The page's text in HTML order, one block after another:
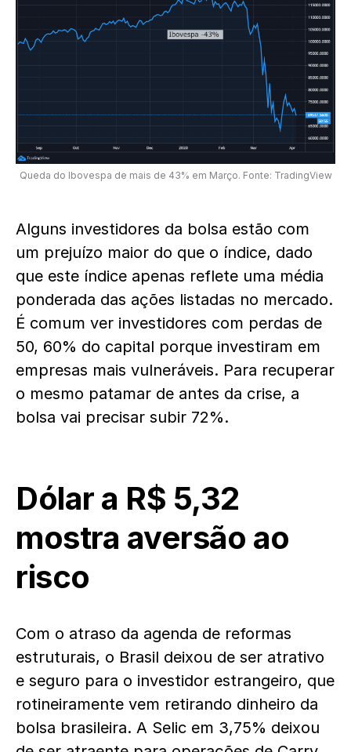
Queda do Ibovespa de mais de 43% em Março. Fonte: TradingView
Alguns investidores da bolsa estão com
um prejuízo maior do que o índice, dado
que este índice apenas reflete uma média
ponderada das ações listadas no mercado.
É comum ver investidores com perdas de
50, 60% do capital porque investiram em
empresas mais vulneráveis. Para recuperar
o mesmo patamar de antes da crise, a
bolsa vai precisar subir 72%.
Dólar a R$ 5,32
mostra aversão ao
risco
Com o atraso da agenda de reformas
estruturais, o Brasil deixou de ser atrativo
e seguro para o investidor estrangeiro, que
rotineiramente vem retirando dinheiro da
bolsa brasileira. A Selic em 3,75% deixou